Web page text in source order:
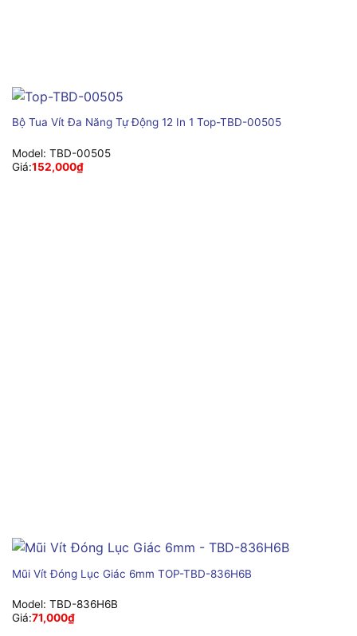
Bộ Tua Vít Đa Năng Tự Động 12 In 1 Top-TBD-00505
Model: TBD-00505
Giá:152,000₫
Mũi Vít Đóng Lục Giác 6mm TOP-TBD-836H6B
Model: TBD-836H6B
Giá:71,000₫